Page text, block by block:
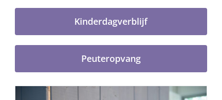
Kinderdagverblijf
Peuteropvang